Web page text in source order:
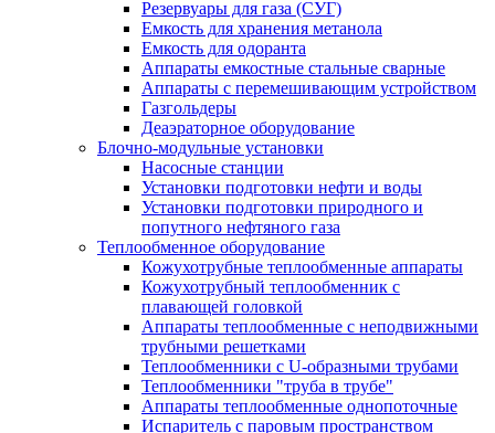
Резервуары для газа (СУГ)
Емкость для хранения метанола
Емкость для одоранта
Аппараты емкостные стальные сварные
Аппараты с перемешивающим устройством
Газгольдеры
Деаэраторное оборудование
Блочно-модульные установки
Насосные станции
Установки подготовки нефти и воды
Установки подготовки природного и
попутного нефтяного газа
Теплообменное оборудование
Кожухотрубные теплообменные аппараты
Кожухотрубный теплообменник с
плавающей головкой
Аппараты теплообменные с неподвижными
трубными решетками
Теплообменники с U-образными трубами
Теплообменники "труба в трубе"
Аппараты теплообменные однопоточные
Испаритель с паровым пространством